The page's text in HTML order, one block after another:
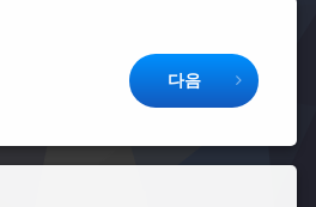
다음